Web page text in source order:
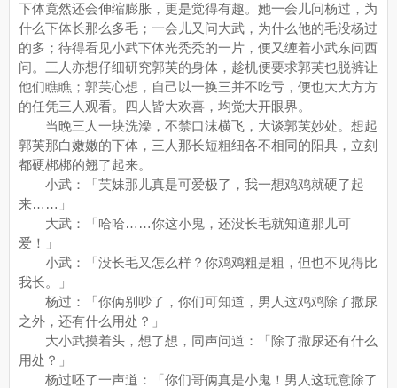
下体竟然还会伸缩膨胀，更是觉得有趣。她一会儿问杨过，为
什么下体长那么多毛；一会儿又问大武，为什么他的毛没杨过
的多；待得看见小武下体光秃秃的一片，便又缠着小武东问西
问。三人亦想仔细研究郭芙的身体，趁机便要求郭芙也脱裤让
他们瞧瞧；郭芙心想，自己以一换三并不吃亏，便也大大方方
的任凭三人观看。四人皆大欢喜，均觉大开眼界。
当晚三人一块洗澡，不禁口沫横飞，大谈郭芙妙处。想起
郭芙那白嫩嫩的下体，三人那长短粗细各不相同的阳具，立刻
都硬梆梆的翘了起来。
小武：「芙妹那儿真是可爱极了，我一想鸡鸡就硬了起
来……」
大武：「哈哈……你这小鬼，还没长毛就知道那儿可
爱！」
小武：「没长毛又怎么样？你鸡鸡粗是粗，但也不见得比
我长。」
杨过：「你俩别吵了，你们可知道，男人这鸡鸡除了撒尿
之外，还有什么用处？」
大小武摸着头，想了想，同声问道：「除了撒尿还有什么
用处？」
杨过呸了一声道：「你们哥俩真是小鬼！男人这玩意除了